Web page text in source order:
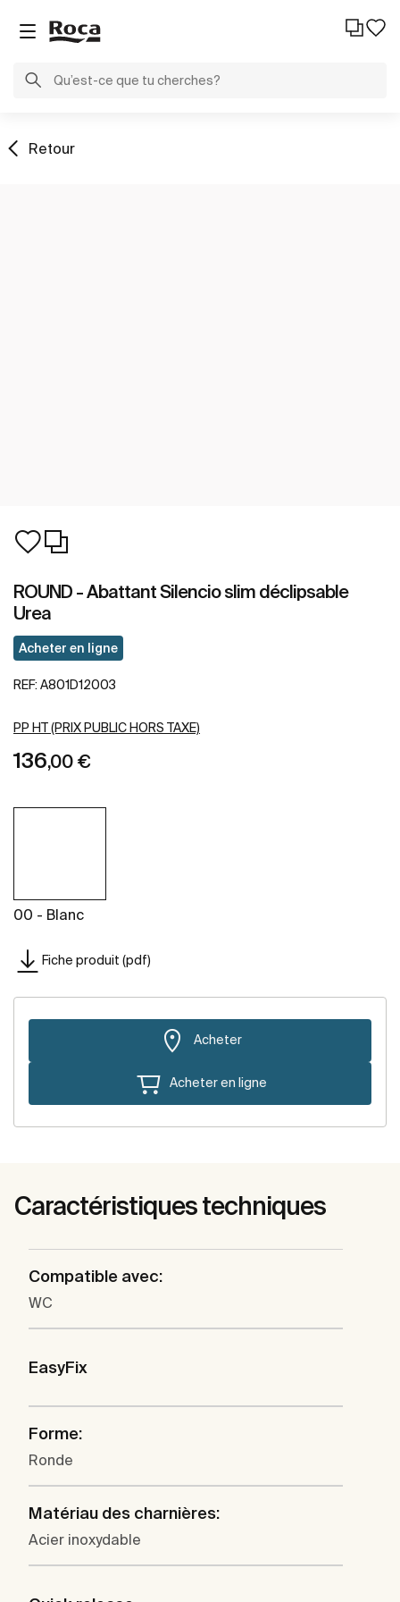
Retour
ROUND - Abattant Silencio slim déclipsable
Urea
Acheter en ligne
REF: A801D12003
PP HT (PRIX PUBLIC HORS TAXE)
136,00 €
00 - Blanc
Fiche produit (pdf)
Acheter
Acheter en ligne
Caractéristiques techniques
Compatible avec:
WC
EasyFix
Forme:
Ronde
Matériau des charnières:
Acier inoxydable